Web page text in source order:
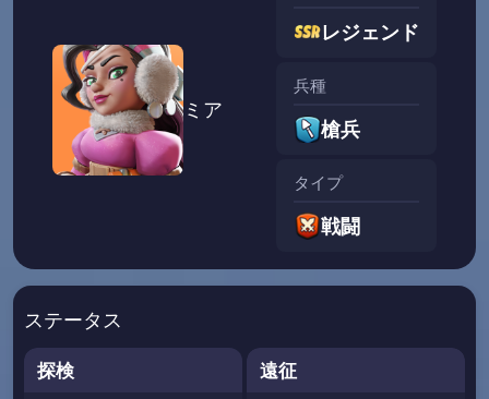
ミア
レジェンド
兵種
槍兵
タイプ
戦闘
ステータス
探検 遠征